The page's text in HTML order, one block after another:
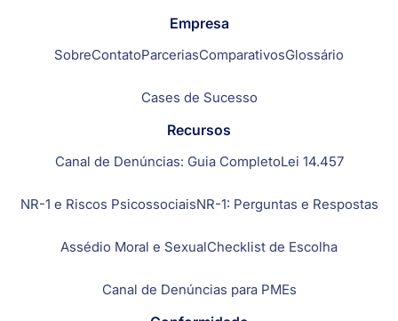
Empresa
SobreContatoParceriasComparativosGlossário
Cases de Sucesso
Recursos
Canal de Denúncias: Guia CompletoLei 14.457
NR-1 e Riscos PsicossociaisNR-1: Perguntas e Respostas
Assédio Moral e SexualChecklist de Escolha
Canal de Denúncias para PMEs